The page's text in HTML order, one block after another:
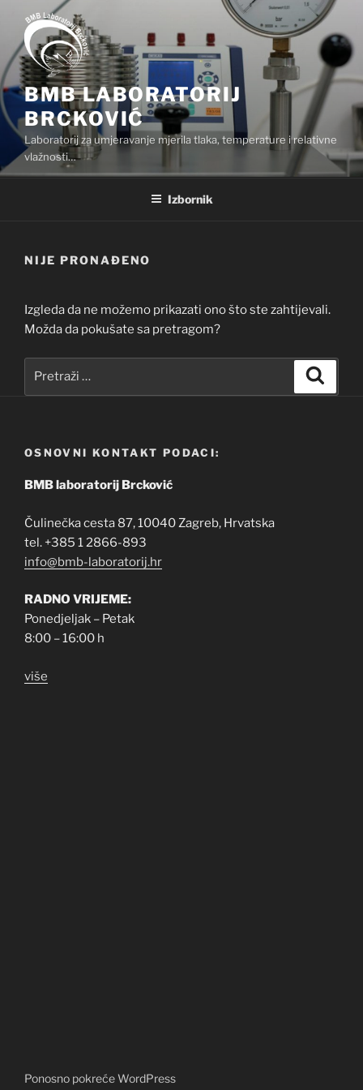
Preskoči
sadržaj
BMB LABORATORIJ
BRCKOVIĆ
Laboratorij za umjeravanje mjerila tlaka, temperature i relativne
vlažnosti…
Izbornik
NIJE PRONAĐENO
Izgleda da ne možemo prikazati ono što ste zahtijevali.
Možda da pokušate sa pretragom?
OSNOVNI KONTAKT PODACI:
BMB laboratorij Brcković
Čulinečka cesta 87, 10040 Zagreb, Hrvatska
tel. +385 1 2866-893
info@bmb-laboratorij.hr
RADNO VRIJEME:
Ponedjeljak – Petak
8:00 – 16:00 h
više
Ponosno pokreće WordPress